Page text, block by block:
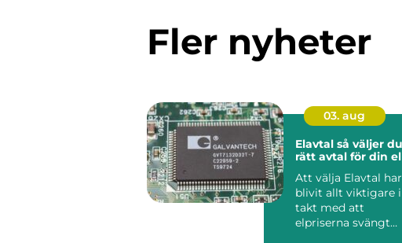
Fler nyheter
03. aug
Elavtal så väljer du
rätt avtal för din el
Att välja Elavtal har
blivit allt viktigare i
takt med att
elpriserna svängt